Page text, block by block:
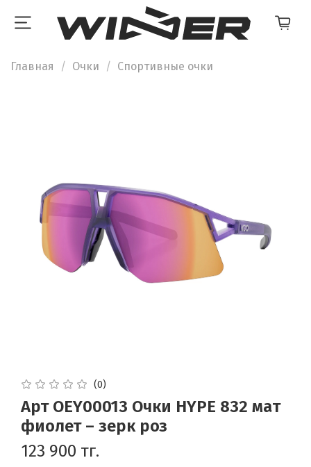
Главная Очки Спортивные очки
(0)
Арт OEY00013 Очки HYPE 832 мат
фиолет – зерк роз
123 900 тг.